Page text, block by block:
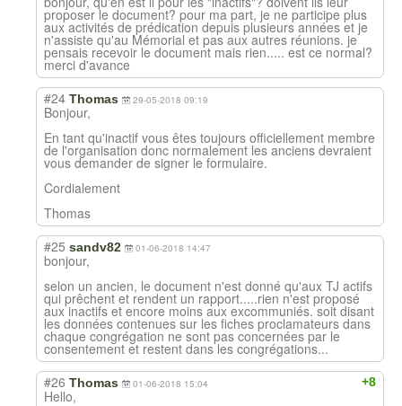
proposer le document? pour ma part, je ne participe plus
aux activités de prédication depuis plusieurs années et je
n'assiste qu'au Mémorial et pas aux autres réunions. je
pensais recevoir le document mais rien..... est ce normal?
merci d'avance
#24 Thomas 29-05-2018 09:19
Bonjour,
En tant qu'inactif vous êtes toujours officiellement membre
de l'organisation donc normalement les anciens devraient
vous demander de signer le formulaire.
Cordialement
Thomas
#25 sandv82 01-06-2018 14:47
bonjour,
selon un ancien, le document n'est donné qu'aux TJ actifs
qui prêchent et rendent un rapport.....rien n'est proposé
aux inactifs et encore moins aux excommuniés. soit disant
les données contenues sur les fiches proclamateurs dans
chaque congrégation ne sont pas concernées par le
consentement et restent dans les congrégations...
+8
#26 Thomas 01-06-2018 15:04
Hello,